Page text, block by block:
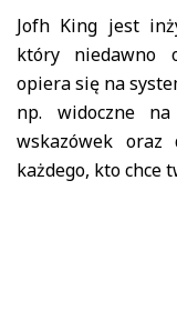
Jofh King jest
który niedawno
opiera się na
np. widoczne
wskazówek oraz
każdego, kto chce